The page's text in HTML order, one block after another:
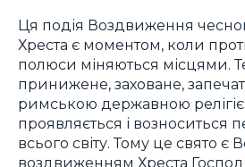
Ця подія Воздвиження
Хреста є моментом, коли
полюси міняються місцями.
принижене, заховане,
римською державною
проявляється і возноситься
всього світу. Тому це свято є
воздвиженням Хреста